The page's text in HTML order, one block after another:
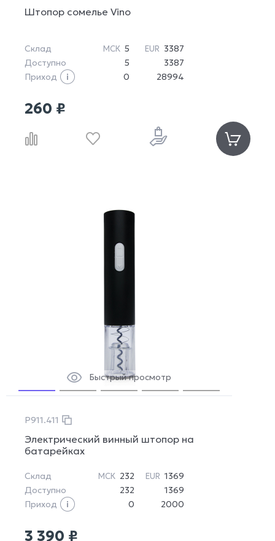
Штопор сомелье Vino
Склад МСК 5 EUR 3387
Доступно
5
3387
Приход
0 28994
260 ₽
Быстрый просмотр
P911.411
Электрический винный штопор на
батарейках
Склад МСК 232 EUR 1369
Доступно
232
1369
Приход
0 2000
3 390 ₽